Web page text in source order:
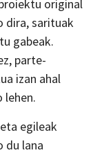
original
dira, sarituak
gabeak.
parte-
izan ahal
lehen.
egileak
du lana